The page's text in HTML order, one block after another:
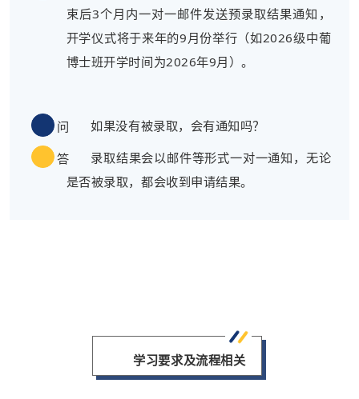
束后3个月内一对一邮件发送预录取结果通知，
开学仪式将于来年的9月份举行（如2026级中葡
博士班开学时间为2026年9月）。
问 如果没有被录取，会有通知吗？
答
录取结果会以邮件等形式一对一通知，无论
是否被录取，都会收到申请结果。
学习要求及流程相关